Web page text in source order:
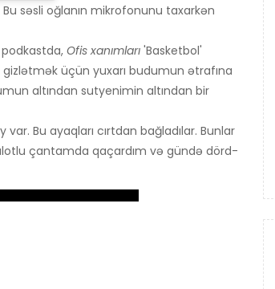
səsli oğlanın mikrofonunu taxarkən
Ofis xanımları 'Basketbol'
üçün yuxarı budumun ətrafına
altından sutyenimin altından bir
Bu ayaqları cırtdan bağladılar. Bunlar
çantamda qaçardım və gündə dörd-